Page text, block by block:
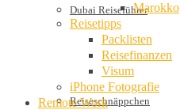
Dubai Reiseführer
Reiseschnäppchen
Marokko
Reisetipps
Packlisten
Reisefinanzen
Visum
iPhone Fotografie
Remote Work